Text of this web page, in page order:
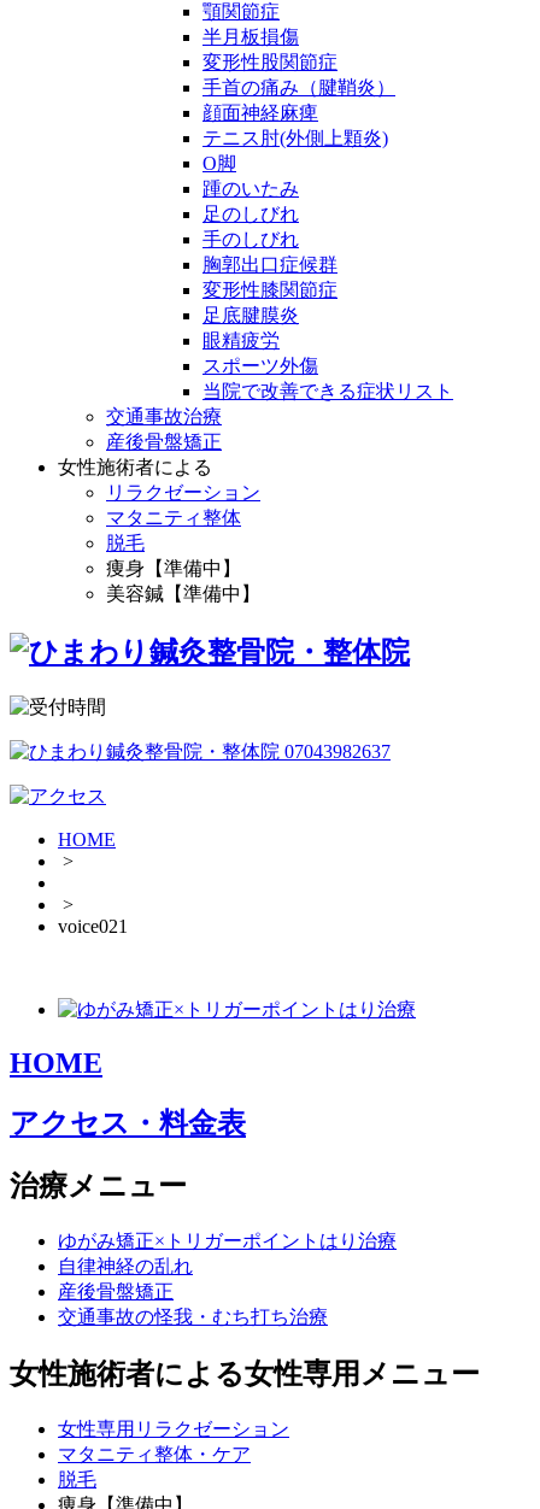
顎関節症
半月板損傷
変形性股関節症
手首の痛み（腱鞘炎）
顔面神経麻痺
テニス肘(外側上顆炎)
O脚
踵のいたみ
足のしびれ
手のしびれ
胸郭出口症候群
変形性膝関節症
足底腱膜炎
眼精疲労
スポーツ外傷
当院で改善できる症状リスト
交通事故治療
産後骨盤矯正
女性施術者による
リラクゼーション
マタニティ整体
脱毛
痩身【準備中】
美容鍼【準備中】
HOME
>
>
voice021
HOME
アクセス・料金表
治療メニュー
ゆがみ矯正×トリガーポイントはり治療
自律神経の乱れ
産後骨盤矯正
交通事故の怪我・むち打ち治療
女性施術者による女性専用メニュー
女性専用リラクゼーション
マタニティ整体・ケア
脱毛
痩身【準備中】